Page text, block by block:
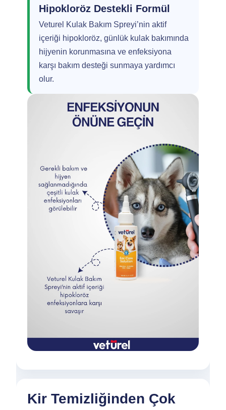
Hipokloröz Destekli Formül
Veturel Kulak Bakım Spreyi’nin aktif
içeriği hipokloröz, günlük kulak bakımında
hijyenin korunmasına ve enfeksiyona
karşı bakım desteği sunmaya yardımcı
olur.
Kir Temizliğinden Çok